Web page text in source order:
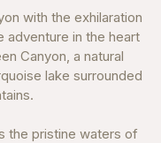
with the exhilaration
adventure in the heart
Canyon, a natural
lake surrounded
the pristine waters of